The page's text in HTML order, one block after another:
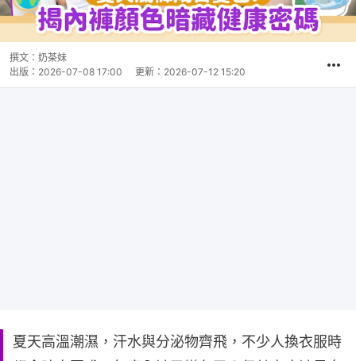
撰文： 奶茶妹
出版： 2026-07-08 17:00 更新： 2026-07-12 15:20
夏天高溫潮濕，汗水與分泌物齊飛，不少人換衣服時